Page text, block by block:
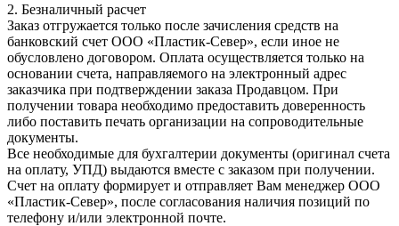
2. Безналичный расчет
Заказ отгружается только после зачисления средств на
банковский счет ООО «Пластик-Север», если иное не
обусловлено договором. Оплата осуществляется только на
основании счета, направляемого на электронный адрес
заказчика при подтверждении заказа Продавцом. При
получении товара необходимо предоставить доверенность
либо поставить печать организации на сопроводительные
документы.
Все необходимые для бухгалтерии документы (оригинал счета
на оплату, УПД) выдаются вместе с заказом при получении.
Счет на оплату формирует и отправляет Вам менеджер ООО
«Пластик-Север», после согласования наличия позиций по
телефону и/или электронной почте.